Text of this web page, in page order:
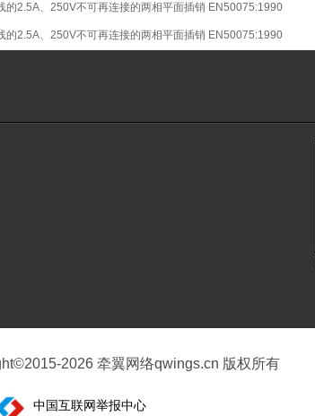
的2.5A、250V不可再连接的两相平面插销 EN50075:1990
的2.5A、250V不可再连接的两相平面插销 EN50075:1990
2026 牵翼网络qwings.cn 版权所有
中国互联网举报中心